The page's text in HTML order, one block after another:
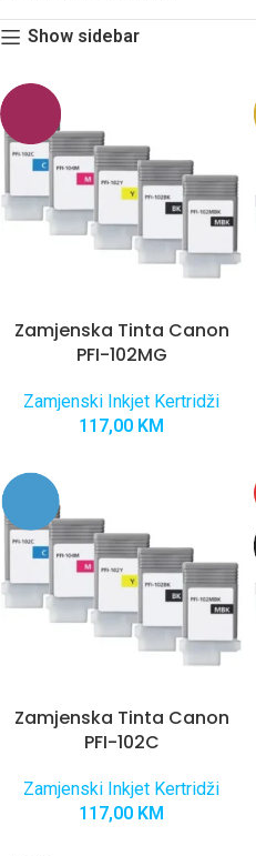
Show sidebar
Zamjenska Tinta Canon
PFI-102MG
Zamjenski Inkjet Kertridži
117,00 KM
Zamjenska Tinta Canon
PFI-102C
Zamjenski Inkjet Kertridži
117,00 KM